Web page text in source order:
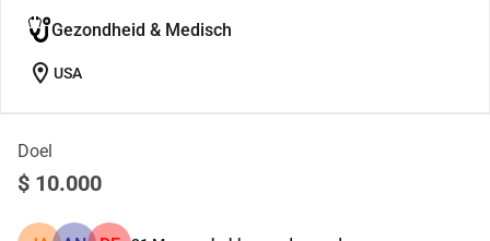
Gezondheid & Medisch
location_on USA
Doel
$ 10.000